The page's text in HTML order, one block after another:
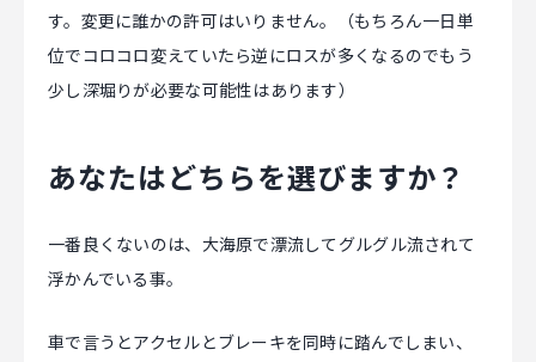
す。変更に誰かの許可はいりません。（もちろん一日単
位でコロコロ変えていたら逆にロスが多くなるのでもう
少し深堀りが必要な可能性はあります）
あなたはどちらを選びますか？
一番良くないのは、大海原で漂流してグルグル流されて
浮かんでいる事。
車で言うとアクセルとブレーキを同時に踏んでしまい、